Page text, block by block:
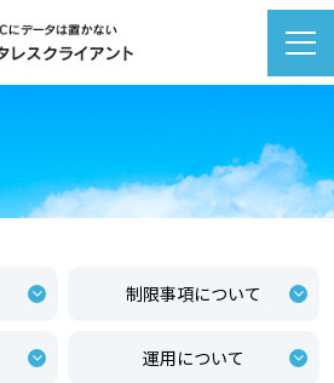
制限事項について
運用について